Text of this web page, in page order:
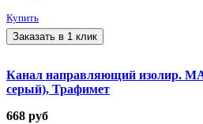
Купить
Заказать в 1 клик
Канал направляющий изолир.
серый), Трафимет
668 руб